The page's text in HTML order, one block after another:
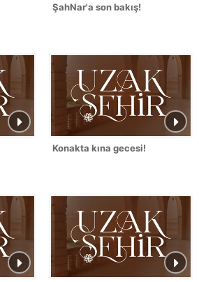
ŞahNar'a son bakış!
Konakta kına gecesi!